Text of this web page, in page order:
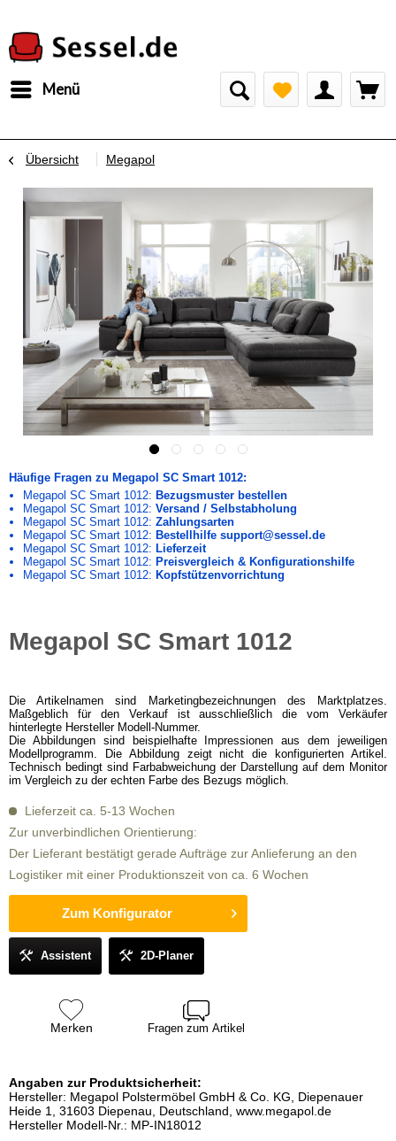
Menü
Übersicht Megapol
Häufige Fragen zu Megapol SC Smart 1012:
Megapol SC Smart 1012: Bezugsmuster bestellen
Megapol SC Smart 1012: Versand / Selbstabholung
Megapol SC Smart 1012: Zahlungsarten
Megapol SC Smart 1012: Bestellhilfe support@sessel.de
Megapol SC Smart 1012: Lieferzeit
Megapol SC Smart 1012: Preisvergleich & Konfigurationshilfe
Megapol SC Smart 1012: Kopfstützenvorrichtung
Megapol SC Smart 1012
Die Artikelnamen sind Marketingbezeichnungen des Marktplatzes.
Maßgeblich für den Verkauf ist ausschließlich die vom Verkäufer
hinterlegte Hersteller Modell-Nummer.
Die Abbildungen sind beispielhafte Impressionen aus dem jeweiligen
Modellprogramm. Die Abbildung zeigt nicht die konfigurierten Artikel.
Technisch bedingt sind Farbabweichung der Darstellung auf dem Monitor
im Vergleich zu der echten Farbe des Bezugs möglich.
Lieferzeit ca. 5-13 Wochen
Zur unverbindlichen Orientierung:
Der Lieferant bestätigt gerade Aufträge zur Anlieferung an den
Logistiker mit einer Produktionszeit von ca. 6 Wochen
Zum Konfigurator
Assistent 2D-Planer
Merken Fragen zum Artikel
Angaben zur Produktsicherheit:
Hersteller: Megapol Polstermöbel GmbH & Co. KG, Diepenauer
Heide 1, 31603 Diepenau, Deutschland, www.megapol.de
Hersteller Modell-Nr.: MP-IN18012